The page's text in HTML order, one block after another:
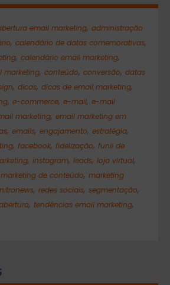
email marketing, administração
, calendário de datas comemorativas,
, calendário email marketing,
marketing, conteúdo, conversão, datas
, dicas, dicas de email marketing,
, e-commerce, e-mail, e-mail
marketing, email marketing em
, emails, engajamento, estratégia,
, facebook, fidelização, funil de
, instagram, leads, loja virtual,
marketing de conteúdo, marketing
nitronews, redes sociais, segmentação,
, tendências email marketing,